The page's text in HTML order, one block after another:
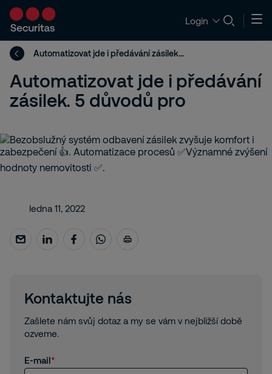
Login
Automatizovat jde i předávání zásilek. 5 důvodů pro
Automatizovat jde i předávání
zásilek. 5 důvodů pro
ledna 11, 2022
Kontaktujte nás
Zašlete nám svůj dotaz a my se vám v nejbližší době
ozveme.
E-mail